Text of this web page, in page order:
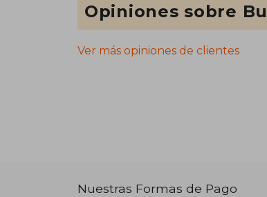
Opiniones sobre
Ver más opiniones de clientes
Nuestras Formas de Pago